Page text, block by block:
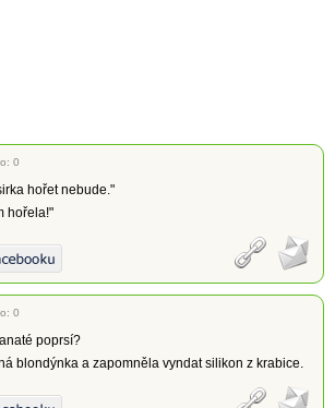
0
hořet nebude."
hořela!"
0
poprsí?
blondýnka a zapomněla vyndat silikon z krabice.